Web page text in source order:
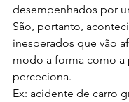
desempenhados por
São, portanto,
inesperados que vão
modo a forma como a
perceciona.
Ex: acidente de carro